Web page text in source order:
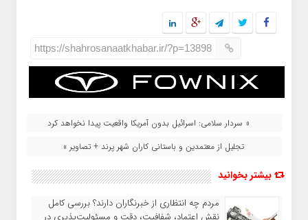
https://shahrosanaatkhabar.ir/?p=13898
« سردار سلامی: اسرائیل بدون آمریکا واقعیت پیدا نخواهد کرد
تجلیل از معتمدین و باستانی کاران شهر پرند + تصاویر »
بیشتر بخوانید
مردم چه انتظاری از خبرنگاران دارند؟ بررسی کامل